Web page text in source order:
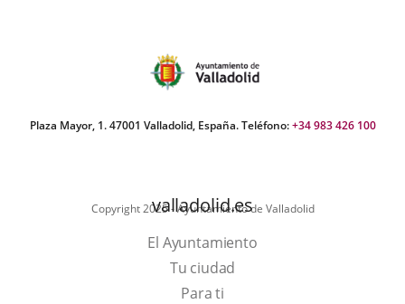
Plaza Mayor, 1. 47001 Valladolid, España. Teléfono:+34 983 426 100
Copyright 2025 - Ayuntamiento de Valladolid
valladolid.es
El Ayuntamiento
Tu ciudad
Para ti